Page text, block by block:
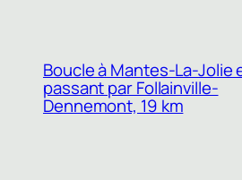
Boucle à Mantes-La-Jolie
passant par Follainville-
Dennemont, 19 km